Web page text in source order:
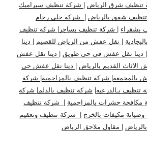
تنظيف شرق الرياض | شركة تنظيف سيراميك
شقق بالرياض | شركة جلى رخام
بشقراء | شركة تنظيف بساجر | شركة تنظيف
| نقل عفش من الرياض للقصيم | دينا
| دينا نقل عفش في حي طويق | دينا نقل عفش
الاثاث القديم بالرياض | دينا نقل عفش حي
بالمجمعة| شركة تنظيف بالمزاحمية| شركة
تنظيف بـالدرعيه| شركة تنظيف بالدلم| شركة
مكافحة حشرات بالمزاحمية | شركة تنظيف
مكيفات بالخرج | شركة تنظيف وتعقيم
| مقاول ملاحق الرياض